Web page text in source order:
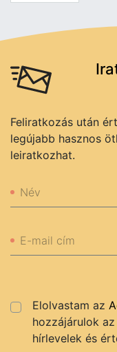
Feliratkozás után
legújabb hasznos
leiratkozhat.
Név
E-mail cím
Elolvastam az
hozzájárulok
hírlevelek és